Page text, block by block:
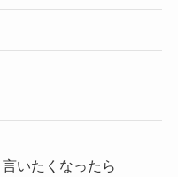
いたくなったら